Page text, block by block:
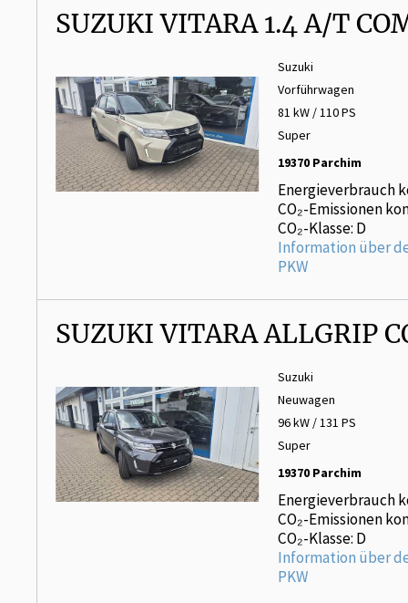
SUZUKI VITARA 1.4 A/T
Suzuki
Vorführwagen
81 kW / 110 PS
Super
19370 Parchim
Energieverbrauch
CO₂-Emissionen
CO₂-Klasse: D
Information über
PKW
SUZUKI VITARA ALLGRIP
Suzuki
Neuwagen
96 kW / 131 PS
Super
19370 Parchim
Energieverbrauch
CO₂-Emissionen
CO₂-Klasse: D
Information über
PKW